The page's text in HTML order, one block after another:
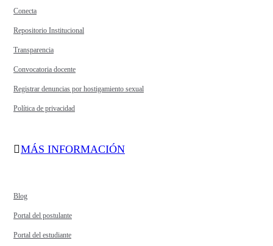
Conecta
Repositorio Institucional
Transparencia
Convocatoria docente
Registrar denuncias por hostigamiento sexual
Política de privacidad
MÁS INFORMACIÓN
Blog
Portal del postulante
Portal del estudiante